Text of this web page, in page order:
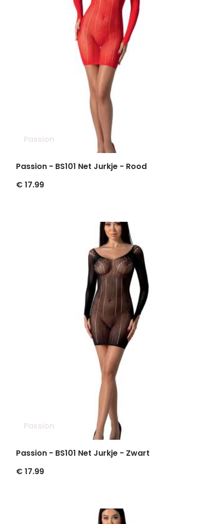
Passion
Passion - BS101 Net Jurkje - Rood
€ 17.99
Passion
Passion - BS101 Net Jurkje - Zwart
€ 17.99